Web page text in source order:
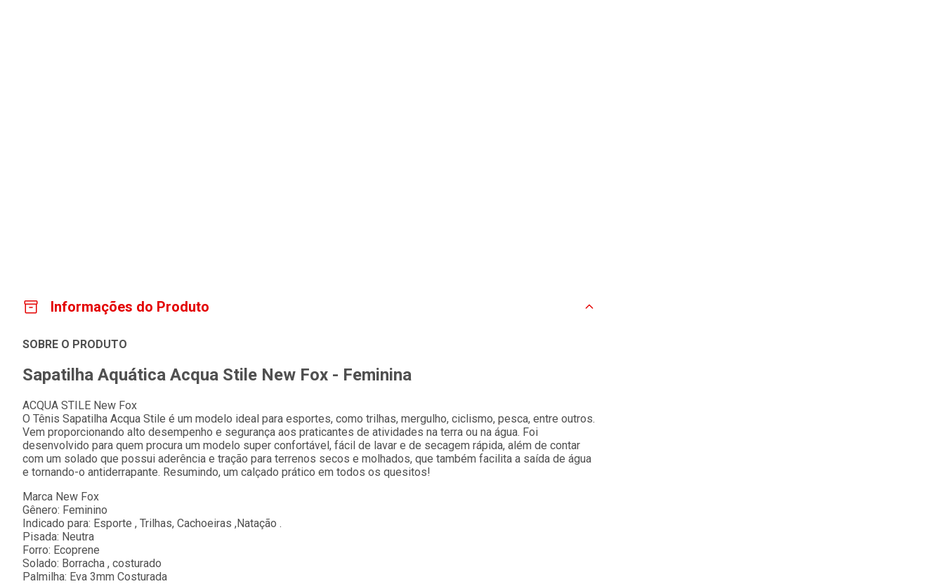
Informações do Produto
SOBRE O PRODUTO
Sapatilha Aquática Acqua Stile New Fox - Feminina
ACQUA STILE New Fox
O Tênis Sapatilha Acqua Stile é um modelo ideal para esportes, como trilhas, mergulho, ciclismo, pesca, entre outros.
Vem proporcionando alto desempenho e segurança aos praticantes de atividades na terra ou na água. Foi
desenvolvido para quem procura um modelo super confortável, fácil de lavar e de secagem rápida, além de contar
com um solado que possui aderência e tração para terrenos secos e molhados, que também facilita a saída de água
e tornando-o antiderrapante. Resumindo, um calçado prático em todos os quesitos!
Marca New Fox
Gênero: Feminino
Indicado para: Esporte , Trilhas, Cachoeiras ,Natação .
Pisada: Neutra
Forro: Ecoprene
Solado: Borracha , costurado
Palmilha: Eva 3mm Costurada